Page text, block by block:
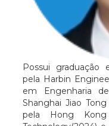
Possui graduação
pela Harbin
em Engenharia
Shanghai Jiao
pela Hong